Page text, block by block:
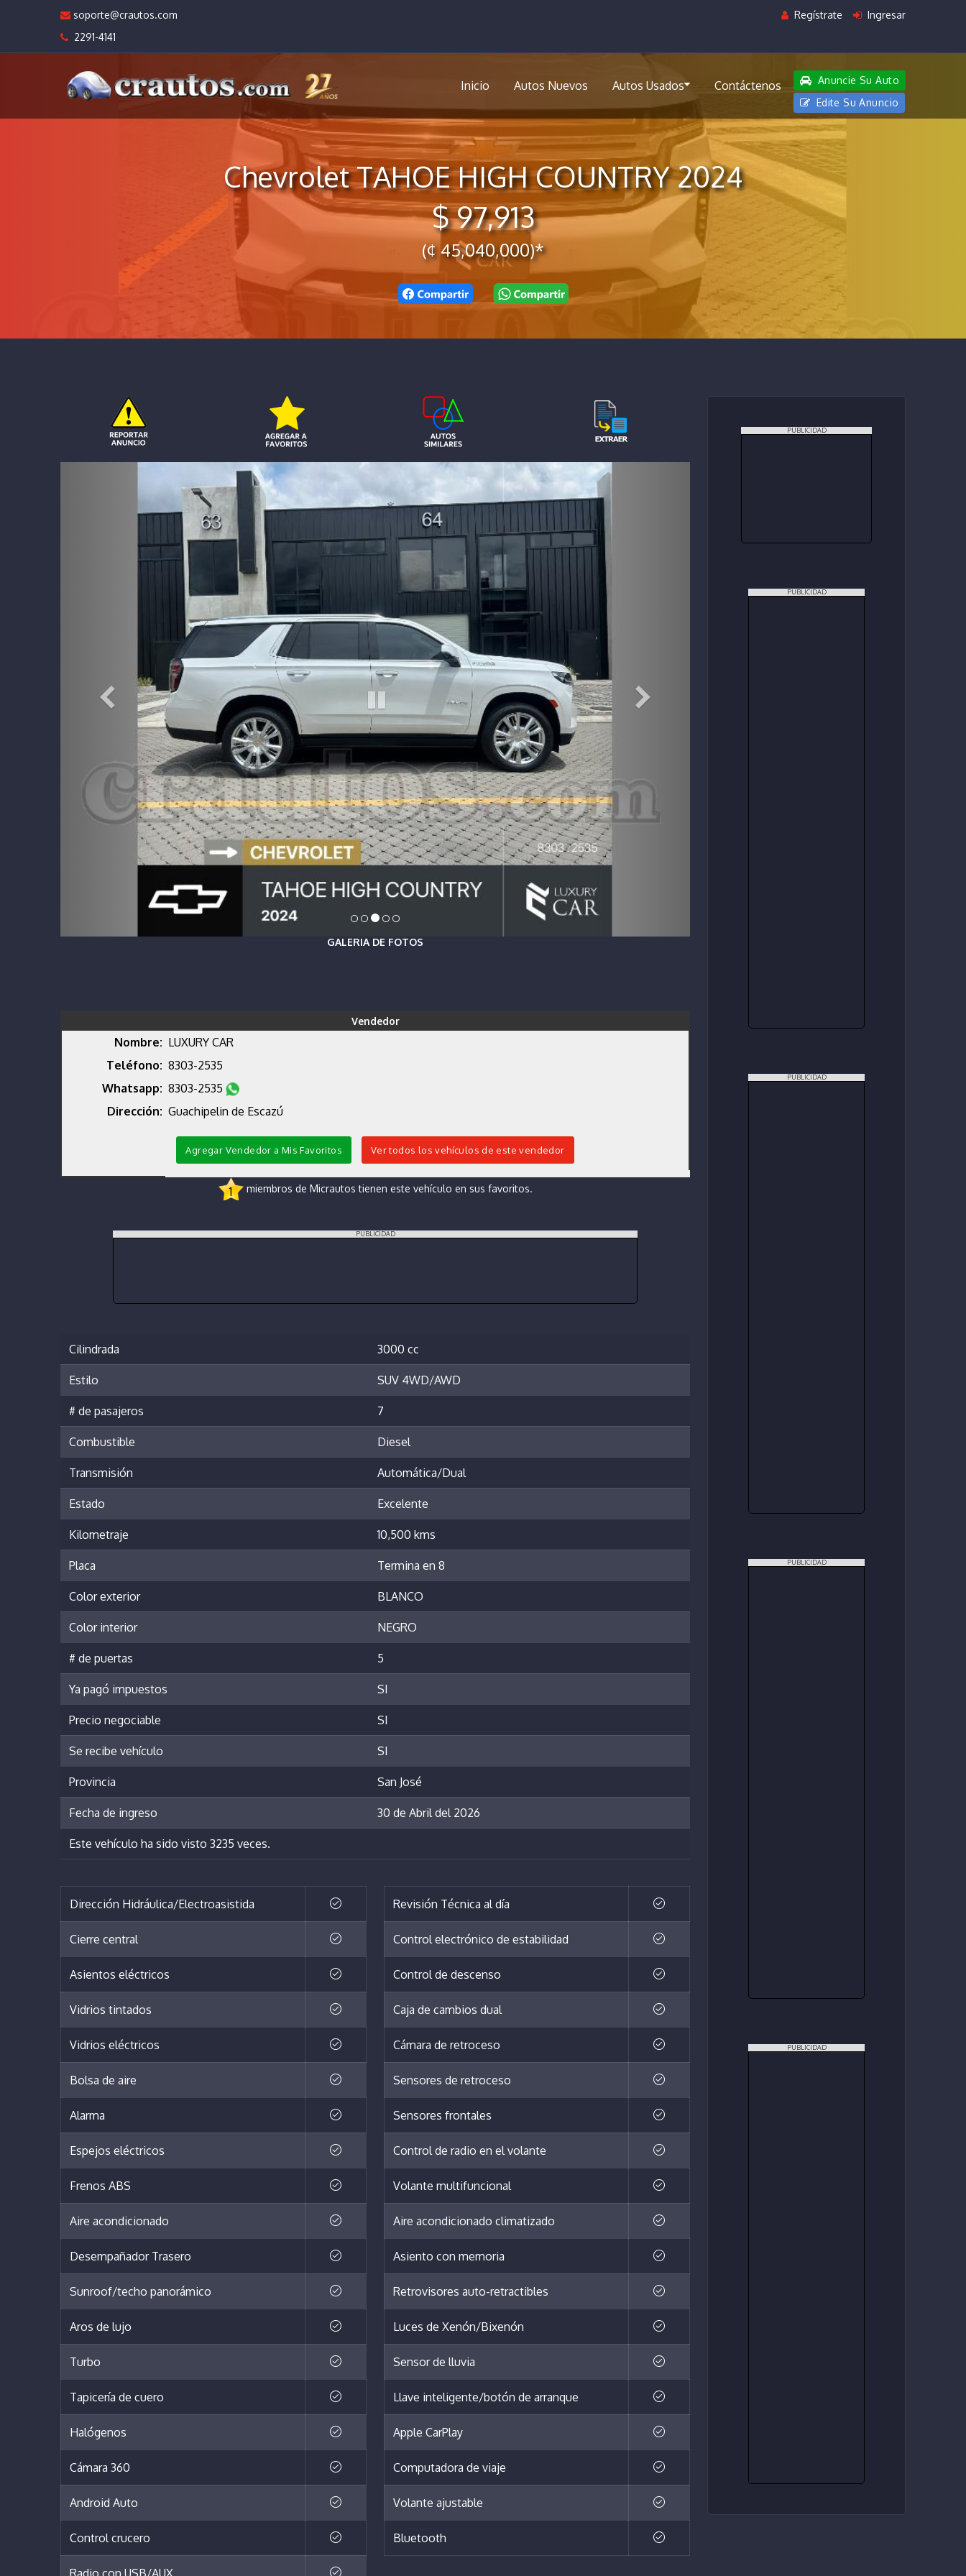
soporte@crautos.com
2291-4141
Regístrate Ingresar
Inicio Autos Nuevos Autos Usados Contáctenos
Anuncie Su Auto
Edite Su Anuncio
Chevrolet TAHOE HIGH COUNTRY 2024
$ 97,913
(¢ 45,040,000)*
GALERIA DE FOTOS
Vendedor
Nombre: LUXURY CAR
Teléfono: 8303-2535
Whatsapp: 8303-2535
Dirección: Guachipelin de Escazú
Agregar Vendedor a Mis Favoritos Ver todos los vehículos de este vendedor
1 miembros de Micrautos tienen este vehículo en sus favoritos.
PUBLICIDAD
Cilindrada 3000 cc
Estilo SUV 4WD/AWD
# de pasajeros 7
Combustible Diesel
Transmisión Automática/Dual
Estado Excelente
Kilometraje 10,500 kms
Placa Termina en 8
Color exterior BLANCO
Color interior NEGRO
# de puertas 5
Ya pagó impuestos SI
Precio negociable SI
Se recibe vehículo SI
Provincia San José
Fecha de ingreso 30 de Abril del 2026
Este vehículo ha sido visto 3235 veces.
Dirección Hidráulica/Electroasistida
Cierre central
Asientos eléctricos
Vidrios tintados
Vidrios eléctricos
Bolsa de aire
Alarma
Espejos eléctricos
Frenos ABS
Aire acondicionado
Desempañador Trasero
Sunroof/techo panorámico
Aros de lujo
Turbo
Tapicería de cuero
Halógenos
Cámara 360
Android Auto
Control crucero
Revisión Técnica al día
Control electrónico de estabilidad
Control de descenso
Caja de cambios dual
Cámara de retroceso
Sensores de retroceso
Sensores frontales
Control de radio en el volante
Volante multifuncional
Aire acondicionado climatizado
Asiento con memoria
Retrovisores auto-retractibles
Luces de Xenón/Bixenón
Sensor de lluvia
Llave inteligente/botón de arranque
Apple CarPlay
Computadora de viaje
Volante ajustable
Bluetooth
PUBLICIDAD
PUBLICIDAD
PUBLICIDAD
PUBLICIDAD
PUBLICIDAD